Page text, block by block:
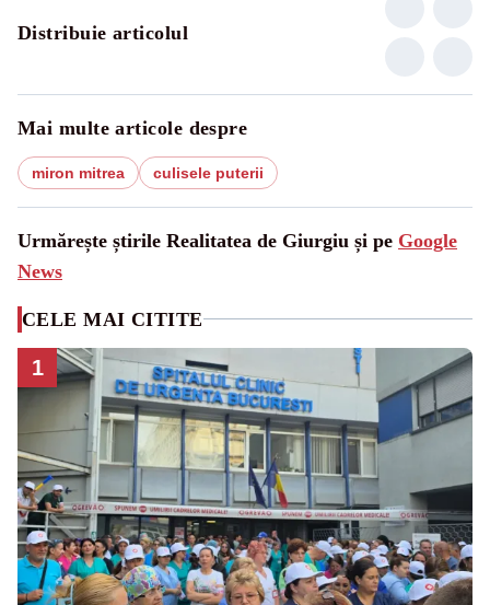
Distribuie articolul
Mai multe articole despre
miron mitrea culisele puterii
Urmărește știrile Realitatea de Giurgiu și pe Google
News
CELE MAI CITITE
1